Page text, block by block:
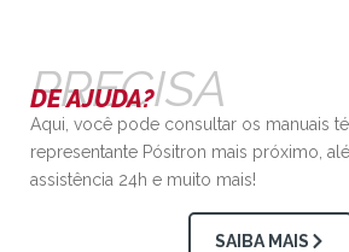
PRECISA
DE AJUDA?
Aqui, você pode consultar os manuais
representante Pósitron mais próximo,
assistência 24h e muito mais!
SAIBA MAIS